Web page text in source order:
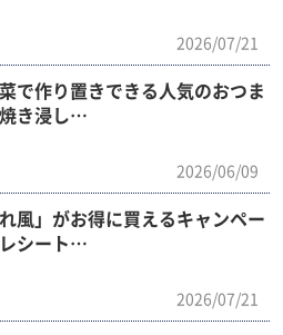
2026/07/21
で作り置きできる人気のおつま
き浸し…
2026/06/09
風」がお得に買えるキャンペー
シート…
2026/07/21